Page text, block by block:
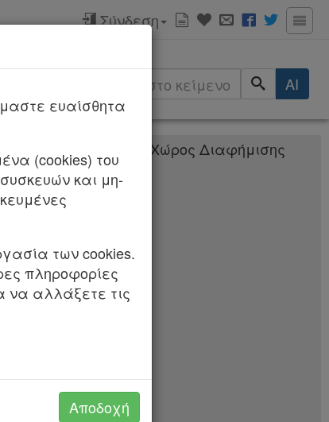
Σύνδεση
AI
και
ευαίσθητα
(cookies) του
και μη-
των cookies.
πληροφορίες
να αλλάξετε τις
Αποδοχή